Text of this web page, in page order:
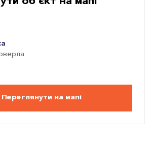
Переглянути на мапі